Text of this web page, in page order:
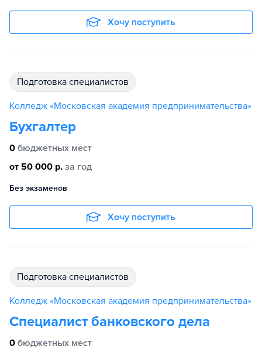
Хочу поступить
подготовка специалистов
Колледж «Московская академия предпринимательства»
Бухгалтер
0 бюджетных мест
от 50 000 р. за год
Без экзаменов
Хочу поступить
подготовка специалистов
Колледж «Московская академия предпринимательства»
Специалист банковского дела
0 бюджетных мест